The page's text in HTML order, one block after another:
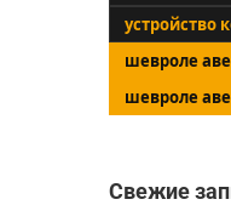
устройство
шевроле
шевроле
Свежие